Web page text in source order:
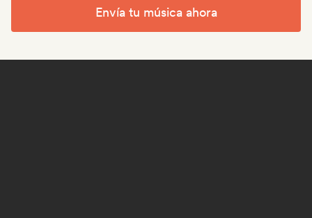
Envía tu música ahora